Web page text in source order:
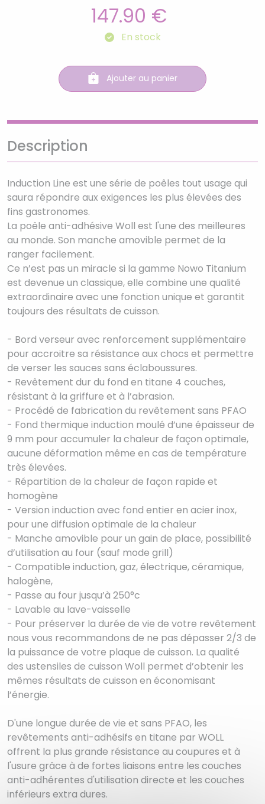
147.90 €
En stock
Ajouter au panier
Description
Induction Line est une série de poêles tout usage qui
saura répondre aux exigences les plus élevées des
fins gastronomes.
La poêle anti-adhésive Woll est l'une des meilleures
au monde. Son manche amovible permet de la
ranger facilement.
Ce n’est pas un miracle si la gamme Nowo Titanium
est devenue un classique, elle combine une qualité
extraordinaire avec une fonction unique et garantit
toujours des résultats de cuisson.
- Bord verseur avec renforcement supplémentaire
pour accroitre sa résistance aux chocs et permettre
de verser les sauces sans éclaboussures.
- Revêtement dur du fond en titane 4 couches,
résistant à la griffure et à l’abrasion.
- Procédé de fabrication du revêtement sans PFAO
- Fond thermique induction moulé d’une épaisseur de
9 mm pour accumuler la chaleur de façon optimale,
aucune déformation même en cas de température
très élevées.
- Répartition de la chaleur de façon rapide et
homogène
- Version induction avec fond entier en acier inox,
pour une diffusion optimale de la chaleur
- Manche amovible pour un gain de place, possibilité
d’utilisation au four (sauf mode grill)
- Compatible induction, gaz, électrique, céramique,
halogène,
- Passe au four jusqu’à 250°c
- Lavable au lave-vaisselle
- Pour préserver la durée de vie de votre revêtement
nous vous recommandons de ne pas dépasser 2/3 de
la puissance de votre plaque de cuisson. La qualité
des ustensiles de cuisson Woll permet d’obtenir les
mêmes résultats de cuisson en économisant
l’énergie.
D'une longue durée de vie et sans PFAO, les
revêtements anti-adhésifs en titane par WOLL
offrent la plus grande résistance au coupures et à
l'usure grâce à de fortes liaisons entre les couches
anti-adhérentes d'utilisation directe et les couches
inférieurs extra dures.